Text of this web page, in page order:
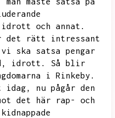
idrott och annat.
det rätt intressant
ska satsa pengar
idrott.
Så blir
i Rinkeby.
idag,
nu pågår den
det här rap- och